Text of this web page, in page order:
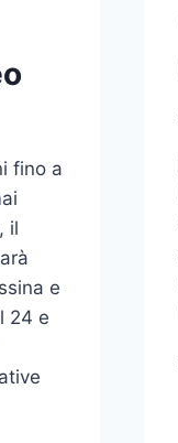
fino a
il
e
24 e